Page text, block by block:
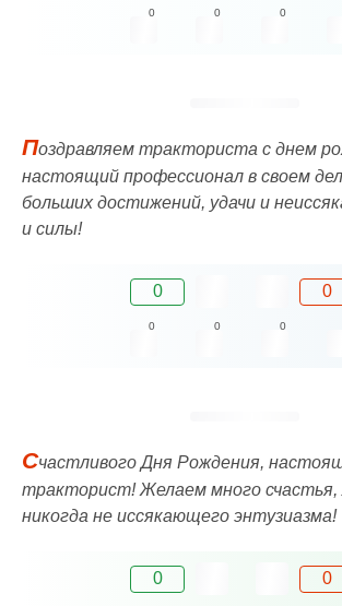
0 0 0
Поздравляем тракториста с днем
настоящий профессионал в своем
больших достижений, удачи и
и силы!
0 0
0 0 0
Счастливого Дня Рождения,
тракторист! Желаем много счастья,
никогда не иссякающего энтузиазма!
0 0